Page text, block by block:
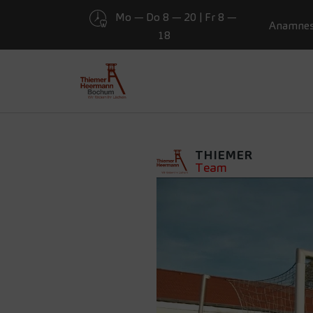
Zum Hauptinhalt springen
Mo — Do 8 — 20 | Fr 8 —
18
THIEMER
Team